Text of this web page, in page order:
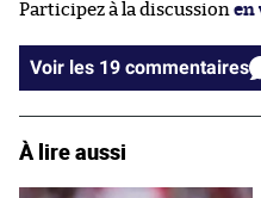
Participez à la discussion en
Voir les 19 commentaires
À lire aussi